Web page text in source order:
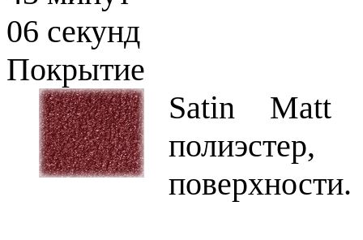
05 секунд
Покрытие
Satin Matt
поверхности.